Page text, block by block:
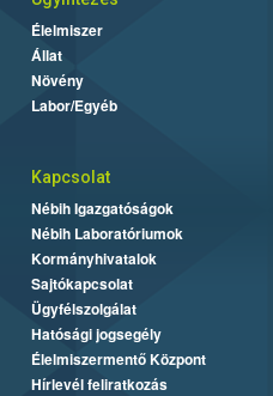
Élelmiszer
Állat
Növény
Labor/Egyéb
Kapcsolat
Nébih Igazgatóságok
Nébih Laboratóriumok
Kormányhivatalok
Sajtókapcsolat
Ügyfélszolgálat
Hatósági jogsegély
Élelmiszermentő Központ
Hírlevél feliratkozás